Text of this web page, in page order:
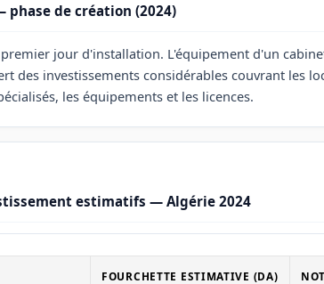
de création (2024)
jour d'installation. L'équipement d'un
des investissements considérables couvrant les
les équipements et les licences.
estimatifs — Algérie 2024
FOURCHETTE ESTIMATIVE (DA)